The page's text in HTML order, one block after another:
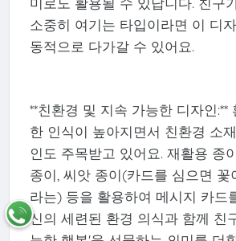
소중히 여기는 타입이라면 이 디
동적으로 다가갈 수 있어요.
**친환경 및 지속 가능한 디자인:**
한 인식이 높아지면서 친환경 소
인도 주목받고 있어요. 재활용 종
종이, 씨앗 종이(카드를 심으면 꽃
라는) 등을 활용하여 메시지 카드
신의 세련된 환경 의식과 함께 친